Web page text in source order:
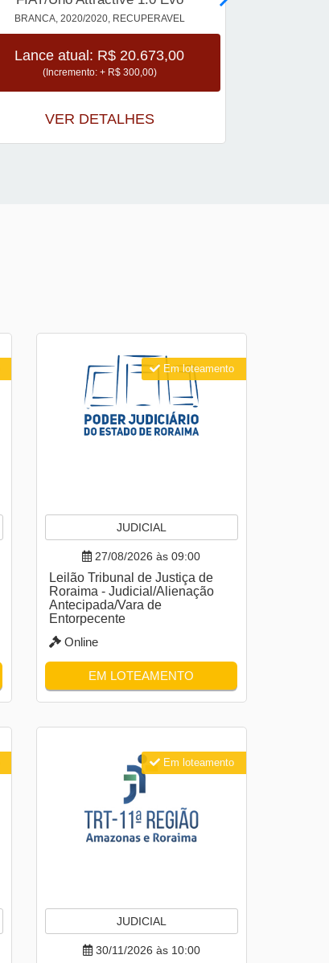
BRANCA, 2020/2020, RECUPERAVEL
Lance atual: R$ 20.673,00
(Incremento: + R$ 300,00)
VER DETALHES
JUDICIAL
27/08/2026 às 09:00
Leilão Tribunal de Justiça de
Roraima - Judicial/Alienação
Antecipada/Vara de
Entorpecente
Online
EM LOTEAMENTO
Em loteamento
JUDICIAL
30/11/2026 às 10:00
Em loteamento